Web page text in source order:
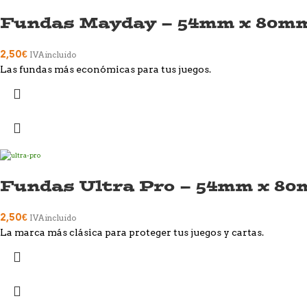
Fundas Mayday – 54mm x
2,50€ IVA incluido
Las fundas más económicas para tus juegos.
Fundas Ultra Pro – 54mm x
2,50€ IVA incluido
La marca más clásica para proteger tus juegos y cartas.